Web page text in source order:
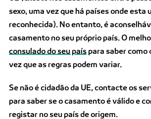
sexo, uma vez que há países onde esta
reconhecida). No entanto, é
casamento no seu próprio país. O
consulado do seu paíspara saber como
vez que as regras podem variar.
Se não é cidadão da UE, contacte os
para saber se o casamento é válido e
registar no seu país de origem.